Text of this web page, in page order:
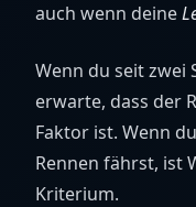
auch wenn deine
Wenn du seit zwei
erwarte, dass der
Faktor ist. Wenn
Rennen fährst, ist
Kriterium.